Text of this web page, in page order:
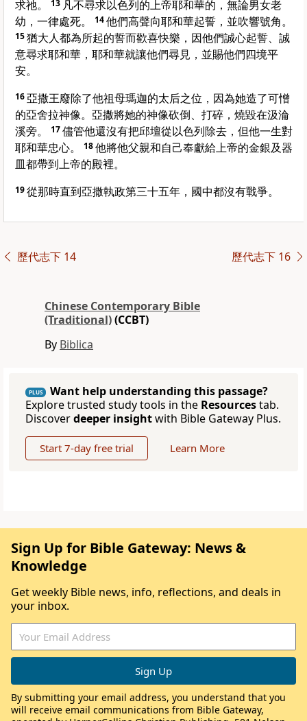
求祂。
13 凡不尋求以色列的上帝耶和華的，無論男女老
幼，一律處死。
14他們高聲向耶和華起誓，並吹響號角。
15猶大人都為所起的誓而歡喜快樂，因他們誠心起誓、誠
意尋求耶和華，耶和華就讓他們尋見，並賜他們四境平
安。
16亞撒王廢除了他祖母瑪迦的太后之位，因為她造了可憎
的亞舍拉神像。亞撒將她的神像砍倒、打碎，燒毀在汲淪
溪旁。
17儘管他還沒有把邱壇從以色列除去，但他一生對
耶和華忠心。
18他將他父親和自己奉獻給上帝的金銀及器
皿都帶到上帝的殿裡。
19從那時直到亞撒執政第三十五年，國中都沒有戰爭。
歷代志下 14 歷代志下 16
Chinese Contemporary Bible
(Traditional)(CCBT)
By Biblica
PLUS
Want help understanding this passage?
Explore trusted study tools in the Resourcestab.
Discoverdeeper insightwith Bible Gateway Plus.
Start 7-day free trial Learn More
Sign Up for Bible Gateway: News &
Knowledge
Get weekly Bible news, info, reflections, and deals in
your inbox.
By submitting your email address, you understand that you
will receive email communications from Bible Gateway,